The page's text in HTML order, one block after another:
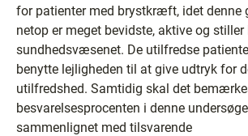
for patienter med brystkræft, idet denne
netop er meget bevidste, aktive og stiller
sundhedsvæsenet. De utilfredse
benytte lejligheden til at give udtryk for
utilfredshed. Samtidig skal det
besvarelsesprocenten i denne
sammenlignet med tilsvarende